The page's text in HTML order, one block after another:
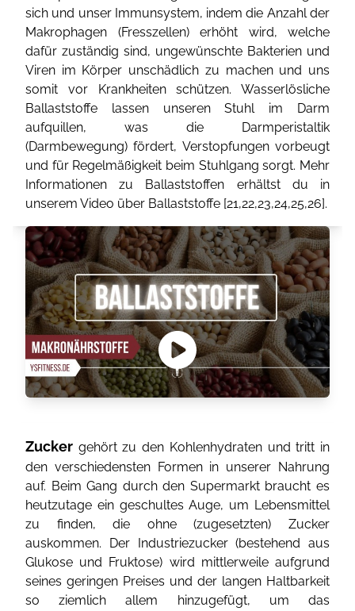
sich und unser Immunsystem, indem die Anzahl der
Makrophagen (Fresszellen) erhöht wird, welche
dafür zuständig sind, ungewünschte Bakterien und
Viren im Körper unschädlich zu machen und uns
somit vor Krankheiten schützen. Wasserlösliche
Ballaststoffe lassen unseren Stuhl im Darm
aufquillen, was die Darmperistaltik
(Darmbewegung) fördert, Verstopfungen vorbeugt
und für Regelmäßigkeit beim Stuhlgang sorgt. Mehr
Informationen zu Ballaststoffen erhältst du in
unserem Video über Ballaststoffe [21,22,23,24,25,26].
Zucker gehört zu den Kohlenhydraten und tritt in
den verschiedensten Formen in unserer Nahrung
auf. Beim Gang durch den Supermarkt braucht es
heutzutage ein geschultes Auge, um Lebensmittel
zu finden, die ohne (zugesetzten) Zucker
auskommen. Der Industriezucker (bestehend aus
Glukose und Fruktose) wird mittlerweile aufgrund
seines geringen Preises und der langen Haltbarkeit
so ziemlich allem hinzugefügt, um das